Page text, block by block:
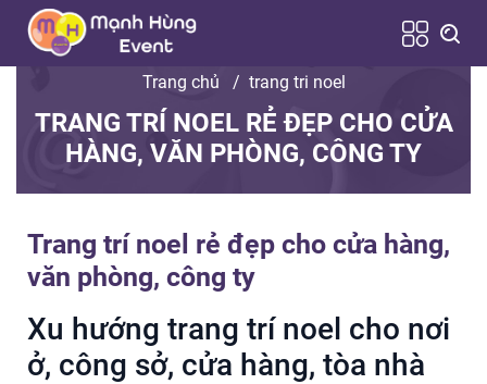
Trang chủ / trang tri noel
TRANG TRÍ NOEL RẺ ĐẸP CHO CỬA
HÀNG, VĂN PHÒNG, CÔNG TY
Trang trí noel rẻ đẹp cho cửa hàng,
văn phòng, công ty
Xu hướng trang trí noel cho nơi
ở, công sở, cửa hàng, tòa nhà